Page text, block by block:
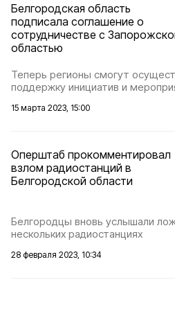
Белгородская область
подписала соглашение о
сотрудничестве с
областью
Теперь регионы смогут
поддержку инициатив и
15 марта 2023, 15:00
Оперштаб прокомментировал
взлом радиостанций в
Белгородской области
Белгородцы вновь услышали
нескольких радиостанциях
28 февраля 2023, 10:34